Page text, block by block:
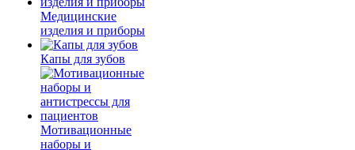
Медицинские
изделия и приборы
Капы для зубов
Мотивационные
наборы и